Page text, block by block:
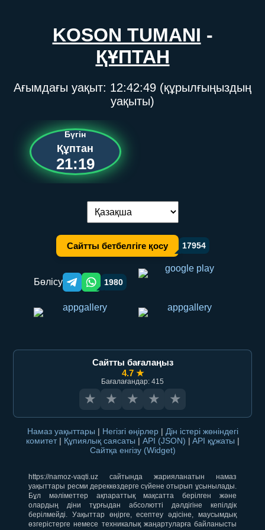
KOSON TUMANI -
ҚҰПТАН
Ағымдағы уақыт: 12:42:49 (құрылғыңыздың
уақыты)
Бүгін
Құптан
21:19
Тілді ауыстыру:
Сайтты бетбелгіге қосу 17954
Бөлісу Telegram orqali ulashish
WhatsApp orqali ulashish
1980
Сайтты бағалаңыз
4.7 ★
Бағалағандар: 415
★ ★ ★ ★ ★
Намаз уақыттары | Негізгі өңірлер | Дін істері жөніндегі
комитет | Құпиялық саясаты | API (JSON) | API құжаты |
Сайтқа енгізу (Widget)
https://namoz-vaqti.uz сайтында жарияланатын намаз
уақыттары ресми дереккөздерге сүйене отырып ұсынылады.
Бұл мәліметтер ақпараттық мақсатта берілген және
олардың діни тұрғыдан абсолютті дәлдігіне кепілдік
берілмейді. Уақыттар өңірге, есептеу әдісіне, маусымдық
өзгерістерге немесе техникалық жаңартуларға байланысты